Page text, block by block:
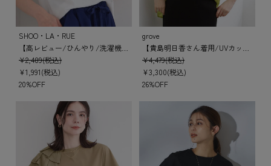
SHOO・LA・RUE
【高レビュー/ひんやり/洗濯機可】色・柄選べる お袖チュールレイヤード プリントアソートTシャツ
¥2,489(税込)
¥1,991(税込)
20%OFF
grove
【貴島明日香さん着用/UVカット】体型カバー叶う、バックプリーツTシャツ
¥4,479(税込)
¥3,300(税込)
26%OFF